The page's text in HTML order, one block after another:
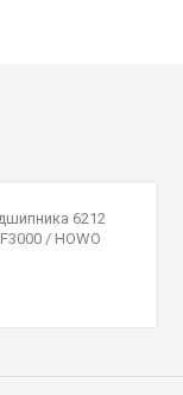
6212
/ HOWO